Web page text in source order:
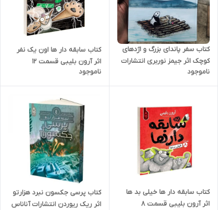
کتاب سفر پاندای بزرگ و اژدهای
کوچک اثر جیمز نوربری انتشارات
آناناس جلد گالینگور و چاپ رنگی
ناموجود
کتاب سابقه دار ها اون یک نفر
اثر آرون بلیبی قسمت 12
انتشارات آناناس
ناموجود
کتاب سابقه دار ها خیلی بد ها
اثر آرون بلیبی قسمت 8
کتاب پرسی جکسون نبرد هزارتو
اثر ریک ریوردن انتشارات آناناس